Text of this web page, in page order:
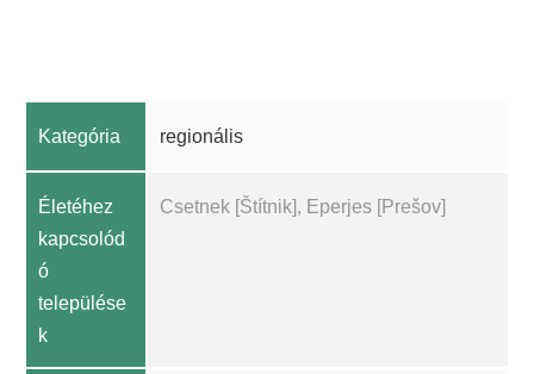
Kategória regionális
Életéhez
kapcsolód
ó
települése
k
Csetnek [Štítnik], Eperjes [Prešov]